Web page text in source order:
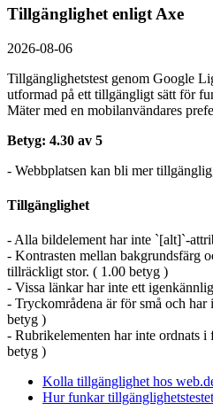
Tillgänglighet enligt Axe
2026-08-06
Tillgänglighetstest genom Google
utformad på ett tillgängligt sätt för
Mäter med en mobil­användares
Betyg: 4.30 av 5
- Webbplatsen kan bli mer
Tillgänglighet
- Alla bildelement har inte `[alt]`-
- Kontrasten mellan bakgrundsfärg
tillräckligt stor. ( 1.00 betyg )
- Vissa länkar har inte ett
- Tryckområdena är för små och
betyg )
- Rubrikelementen har inte ordnats
betyg )
Kolla tillgänglighet hos
Hur funkar